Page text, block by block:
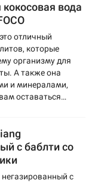
вода
отличный
которые
организму для
А также она
и минералами,
оставаться
с баблти со
с